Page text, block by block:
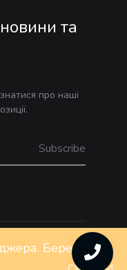
та
про наші
Контакти
Бережіть